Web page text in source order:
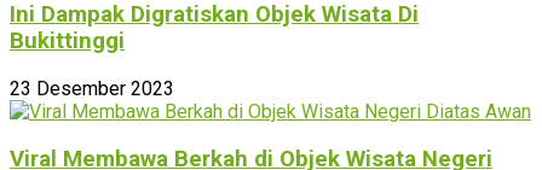
Ini Dampak Digratiskan Objek Wisata Di
Bukittinggi
23 Desember 2023
Viral Membawa Berkah di Objek Wisata Negeri